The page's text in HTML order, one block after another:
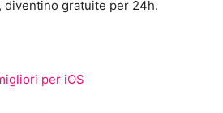
diventino gratuite per 24h.
per iOS